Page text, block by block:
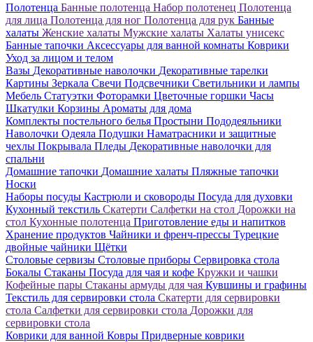
Полотенца Банные полотенца Набор полотенец Полотенца
для лица Полотенца для ног Полотенца для рук Банные
халаты Женские халаты Мужские халаты Халаты унисекс
Банные тапочки Аксессуары для ванной комнаты Коврики
Уход за лицом и телом
Вазы Декоративные наволочки Декоративные тарелки
Картины Зеркала Свечи Подсвечники Светильники и лампы
Мебель Статуэтки Фоторамки Цветочные горшки Часы
Шкатулки Корзины Ароматы для дома
Комплекты постельного белья Простыни Пододеяльники
Наволочки Одеяла Подушки Наматрасники и защитные
чехлы Покрывала Пледы Декоративные наволочки для
спальни
Домашние тапочки Домашние халаты Пляжные тапочки
Носки
Наборы посуды Кастрюли и сковороды Посуда для духовки
Кухонный текстиль Скатерти Салфетки на стол Дорожки на
стол Кухонные полотенца Приготовление еды и напитков
Хранение продуктов Чайники и френч-прессы Турецкие
двойные чайники Щётки
Столовые сервизы Столовые приборы Сервировка стола
Бокалы Стаканы Посуда для чая и кофе Кружки и чашки
Кофейные пары Стаканы армуды для чая Кувшины и графины
Текстиль для сервировки стола Скатерти для сервировки
стола Салфетки для сервировки стола Дорожки для
сервировки стола
Коврики для ванной Ковры Придверные коврики